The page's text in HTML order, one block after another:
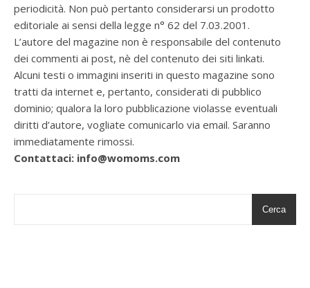
periodicità. Non può pertanto considerarsi un prodotto
editoriale ai sensi della legge n° 62 del 7.03.2001.
L’autore del magazine non è responsabile del contenuto
dei commenti ai post, nè del contenuto dei siti linkati.
Alcuni testi o immagini inseriti in questo magazine sono
tratti da internet e, pertanto, considerati di pubblico
dominio; qualora la loro pubblicazione violasse eventuali
diritti d’autore, vogliate comunicarlo via email. Saranno
immediatamente rimossi.
Contattaci: info@womoms.com
Cerca